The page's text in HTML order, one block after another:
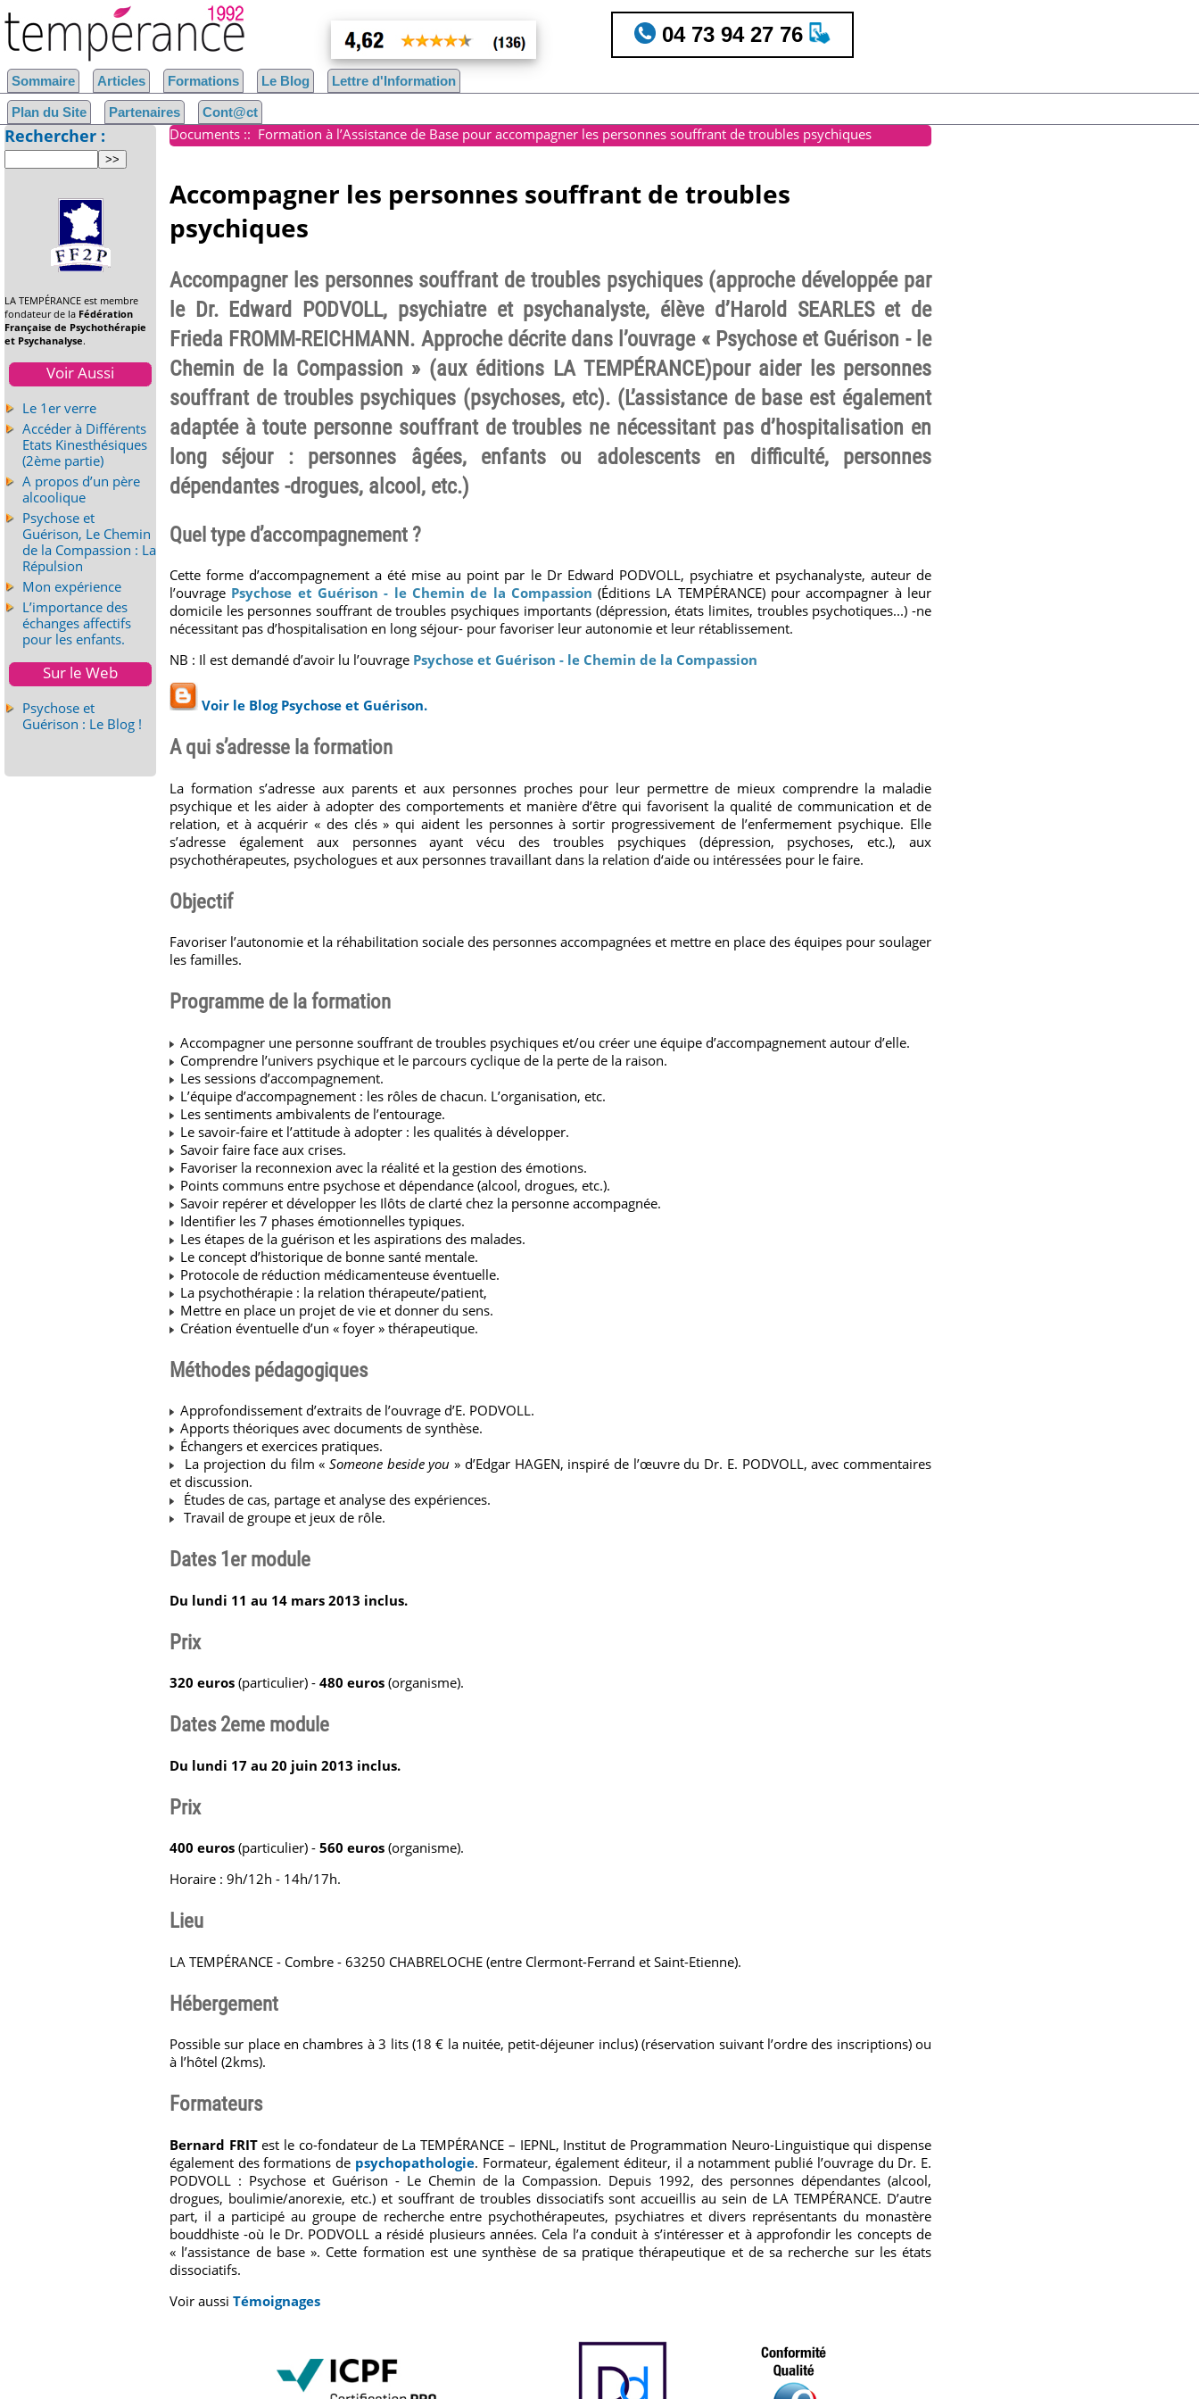
Documents :: Formation à l’Assistance de Base pour accompagner les personnes souffrant de troubles psychiques
Accompagner les personnes souffrant de troubles
psychiques
Accompagner les personnes souffrant de troubles psychiques (approche développée par
le Dr. Edward PODVOLL, psychiatre et psychanalyste, élève d’Harold SEARLES et de
Frieda FROMM-REICHMANN. Approche décrite dans l’ouvrage « Psychose et Guérison - le
Chemin de la Compassion » (aux éditions LA TEMPÉRANCE)pour aider les personnes
souffrant de troubles psychiques (psychoses, etc). (L’assistance de base est également
adaptée à toute personne souffrant de troubles ne nécessitant pas d’hospitalisation en
long séjour : personnes âgées, enfants ou adolescents en difficulté, personnes
dépendantes -drogues, alcool, etc.)
Quel type d’accompagnement ?
Cette forme d’accompagnement a été mise au point par le Dr Edward PODVOLL, psychiatre et psychanalyste, auteur de
l’ouvrage Psychose et Guérison - le Chemin de la Compassion (Éditions LA TEMPÉRANCE) pour accompagner à leur
domicile les personnes souffrant de troubles psychiques importants (dépression, états limites, troubles psychotiques...) -ne
nécessitant pas d’hospitalisation en long séjour- pour favoriser leur autonomie et leur rétablissement.
NB : Il est demandé d’avoir lu l’ouvrage Psychose et Guérison - le Chemin de la Compassion
Voir le Blog Psychose et Guérison.
A qui s’adresse la formation
La formation s’adresse aux parents et aux personnes proches pour leur permettre de mieux comprendre la maladie
psychique et les aider à adopter des comportements et manière d’être qui favorisent la qualité de communication et de
relation, et à acquérir « des clés » qui aident les personnes à sortir progressivement de l’enfermement psychique. Elle
s’adresse également aux personnes ayant vécu des troubles psychiques (dépression, psychoses, etc.), aux
psychothérapeutes, psychologues et aux personnes travaillant dans la relation d‘aide ou intéressées pour le faire.
Objectif
Favoriser l’autonomie et la réhabilitation sociale des personnes accompagnées et mettre en place des équipes pour soulager
les familles.
Programme de la formation
Accompagner une personne souffrant de troubles psychiques et/ou créer une équipe d’accompagnement autour d’elle.
Comprendre l’univers psychique et le parcours cyclique de la perte de la raison.
Les sessions d’accompagnement.
L’équipe d’accompagnement : les rôles de chacun. L’organisation, etc.
Les sentiments ambivalents de l’entourage.
Le savoir-faire et l’attitude à adopter : les qualités à développer.
Savoir faire face aux crises.
Favoriser la reconnexion avec la réalité et la gestion des émotions.
Points communs entre psychose et dépendance (alcool, drogues, etc.).
Savoir repérer et développer les Ilôts de clarté chez la personne accompagnée.
Identifier les 7 phases émotionnelles typiques.
Les étapes de la guérison et les aspirations des malades.
Le concept d’historique de bonne santé mentale.
Protocole de réduction médicamenteuse éventuelle.
La psychothérapie : la relation thérapeute/patient,
Mettre en place un projet de vie et donner du sens.
Création éventuelle d’un « foyer » thérapeutique.
Méthodes pédagogiques
Approfondissement d’extraits de l’ouvrage d’E. PODVOLL.
Apports théoriques avec documents de synthèse.
Échangers et exercices pratiques.
La projection du film « Someone beside you » d’Edgar HAGEN, inspiré de l’œuvre du Dr. E. PODVOLL, avec commentaires
et discussion.
Études de cas, partage et analyse des expériences.
Travail de groupe et jeux de rôle.
Dates 1er module
Du lundi 11 au 14 mars 2013 inclus.
Prix
320 euros (particulier) - 480 euros (organisme).
Dates 2eme module
Du lundi 17 au 20 juin 2013 inclus.
Prix
400 euros (particulier) - 560 euros (organisme).
Horaire : 9h/12h - 14h/17h.
Lieu
LA TEMPÉRANCE - Combre - 63250 CHABRELOCHE (entre Clermont-Ferrand et Saint-Etienne).
Hébergement
Possible sur place en chambres à 3 lits (18 € la nuitée, petit-déjeuner inclus) (réservation suivant l’ordre des inscriptions) ou
à l’hôtel (2kms).
Formateurs
Bernard FRITest le co-fondateur de La TEMPÉRANCE – IEPNL, Institut de Programmation Neuro-Linguistique qui dispense
également des formations de psychopathologie. Formateur, également éditeur, il a notamment publié l’ouvrage du Dr. E.
PODVOLL : Psychose et Guérison - Le Chemin de la Compassion. Depuis 1992, des personnes dépendantes (alcool,
drogues, boulimie/anorexie, etc.) et souffrant de troubles dissociatifs sont accueillis au sein de LA TEMPÉRANCE. D’autre
part, il a participé au groupe de recherche entre psychothérapeutes, psychiatres et divers représentants du monastère
bouddhiste -où le Dr. PODVOLL a résidé plusieurs années. Cela l’a conduit à s’intéresser et à approfondir les concepts de
« l’assistance de base ». Cette formation est une synthèse de sa pratique thérapeutique et de sa recherche sur les états
dissociatifs.
Voir aussi Témoignages
04 73 94 27 76
Sommaire Articles Formations Le Blog Lettre d'Information
Plan du Site Partenaires Cont@ct
Rechercher :
LA TEMPÉRANCE est membre
fondateur de la Fédération
Française de Psychothérapie
et Psychanalyse.
Voir Aussi
Le 1er verre
Accéder à Différents
Etats Kinesthésiques
(2ème partie)
A propos d’un père
alcoolique
Psychose et
Guérison, Le Chemin
de la Compassion : La
Répulsion
Mon expérience
L’importance des
échanges affectifs
pour les enfants.
Sur le Web
Psychose et
Guérison : Le Blog !